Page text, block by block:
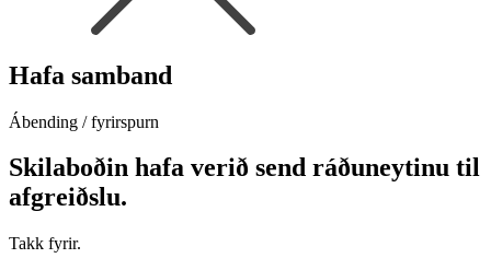
Hafa samband
Ábending / fyrirspurn
Skilaboðin hafa verið send ráðuneytinu til
afgreiðslu.
Takk fyrir.